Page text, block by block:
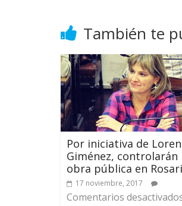
También te
Por iniciativa de
Giménez, controlarán
obra pública en
17 noviembre, 2017
Comentarios